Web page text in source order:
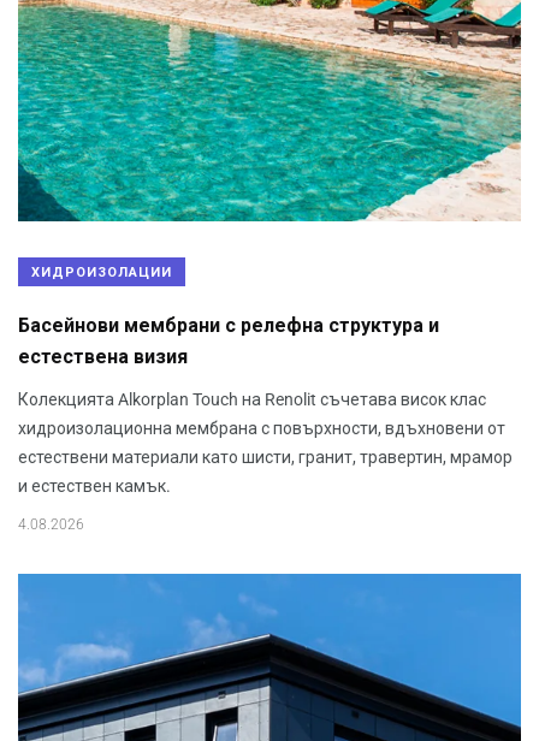
ХИДРОИЗОЛАЦИИ
Басейнови мембрани с релефна структура и
естествена визия
Колекцията Alkorplan Touch на Renolit съчетава висок клас
хидроизолационна мембрана с повърхности, вдъхновени от
естествени материали като шисти, гранит, травертин, мрамор
и естествен камък.
4.08.2026